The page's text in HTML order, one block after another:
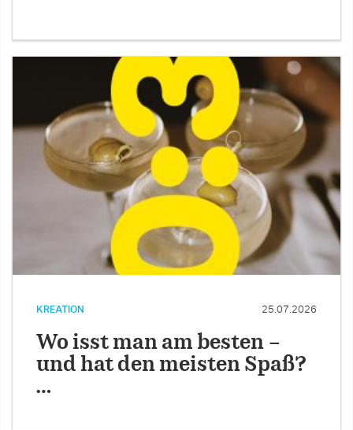
KREATION 25.07.2026
Wo isst man am besten –
und hat den meisten Spaß?
…